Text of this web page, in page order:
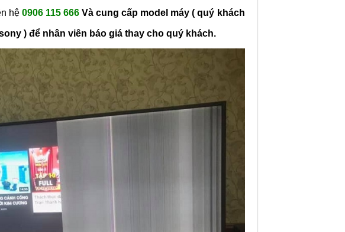
hệ 0906 115 666 Và cung cấp model máy ( quý khách
) để nhân viên báo giá thay cho quý khách.